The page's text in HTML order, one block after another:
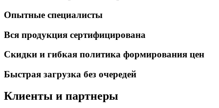
Опытные специалисты
Вся продукция сертифицирована
Скидки и гибкая политика формирования цен
Быстрая загрузка без очередей
Клиенты и партнеры